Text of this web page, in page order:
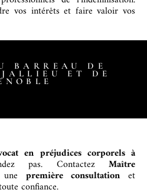
vos intérêts et faire valoir vos
BARREAU DE
ET DE
en préjudices corporels à
pas. Contactez Maître
première consultationet
confiance.